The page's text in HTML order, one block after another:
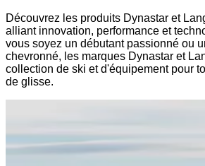
Découvrez les produits Dynastar et
alliant innovation, performance et
vous soyez un débutant passionné ou
chevronné, les marques Dynastar et
collection de ski et d'équipement pour
de glisse.